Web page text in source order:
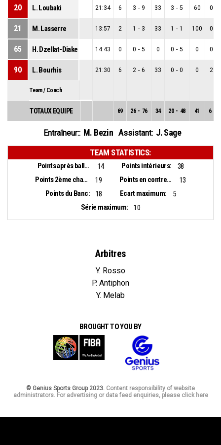
20 L. Loubaki 21:34 6 3 - 9 33 3 - 5 60 0
21 M. Lasserre 13:57 2 1 - 3 33 1 - 1 100 0
65 H. Dzellat-Diakeno 14:43 0 0 - 5 0 0 - 5 0 0
90 L. Bourhis 21:30 6 2 - 6 33 0 - 0 0 2
Team / Coach
TOTAUX EQUIPE 69 26 - 76 34 20 - 48 41 6
Entraîneur:: M. Bezin Assistant: J. Sage
TEAM STATISTICS:
Points après balles perdues: 14 Points intérieurs:
38
Points 2ème chance:
19 Points en contre-attaque:
13
Points du Banc:
18 Ecart maximum:
5
Série maximum:
10
Arbitres
Y. Rosso
P. Antiphon
Y. Melab
BROUGHT TO YOU BY
© Genius Sports Group 2023. Content responsibility of website
administrators. For advertising or data feed enquiries, please click here